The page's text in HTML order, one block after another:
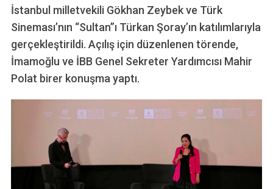
İstanbul milletvekili Gökhan Zeybek ve Türk
Sineması’nın “Sultan”ı Türkan Şoray’ın katılımlarıyla
gerçekleştirildi. Açılış için düzenlenen törende,
İmamoğlu ve İBB Genel Sekreter Yardımcısı Mahir
Polat birer konuşma yaptı.